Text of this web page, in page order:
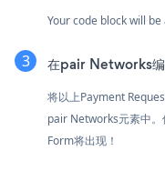
Your code block will
在pair Networks编
将以上Payment
pair Networks元素中
Form将出现！